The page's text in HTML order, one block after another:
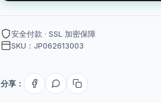
安全付款 · SSL 加密保障
SKU：JP062613003
分享：